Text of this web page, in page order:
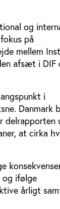
og
på
mellem
afsæt i DIF
i
Danmark
delrapporten
at cirka
og ifølge
årligt